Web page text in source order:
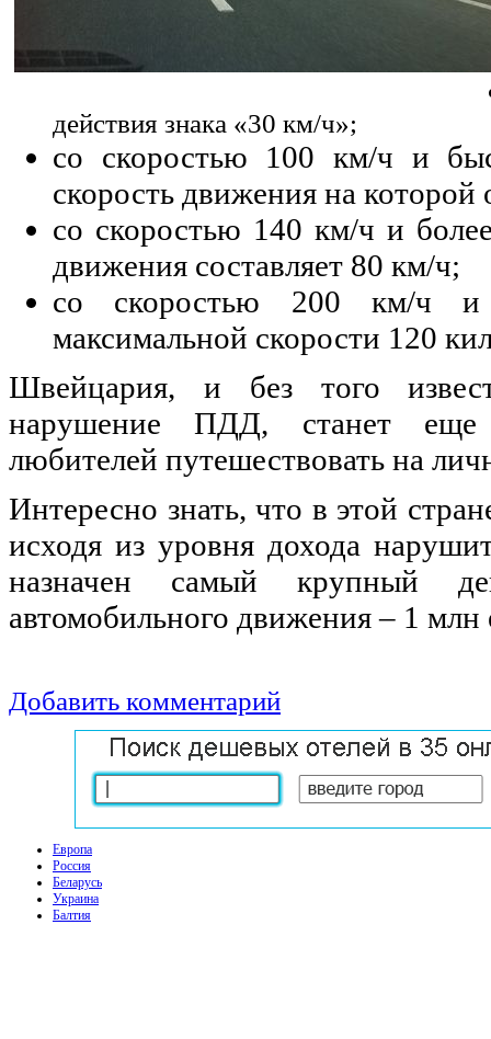
действия знака «30 км/ч»;
со скоростью 100 км/ч и
скорость движения на
со скоростью 140 км/ч и
движения составляет 80 км/ч;
со скоростью 200 км/ч
максимальной скорости 120
Швейцария, и без того
нарушение ПДД, станет еще
любителей путешествовать на
Интересно знать, что в этой
исходя из уровня дохода
назначен самый крупный
автомобильного движения – 1 млн
Добавить комментарий
Европа
Россия
Беларусь
Украина
Балтия